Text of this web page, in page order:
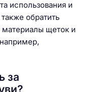
использования и
обратить
щеток и
за